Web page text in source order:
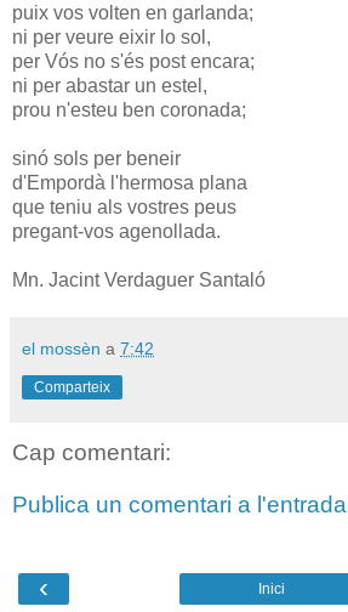
puix vos volten en garlanda;
ni per veure eixir lo sol,
per Vós no s'és post encara;
ni per abastar un estel,
prou n'esteu ben coronada;
sinó sols per beneir
d'Empordà l'hermosa plana
que teniu als vostres peus
pregant-vos agenollada.
Mn. Jacint Verdaguer Santaló
el mossèn a 7:42
Comparteix
Cap comentari:
Publica un comentari a l'entrada
‹ Inici